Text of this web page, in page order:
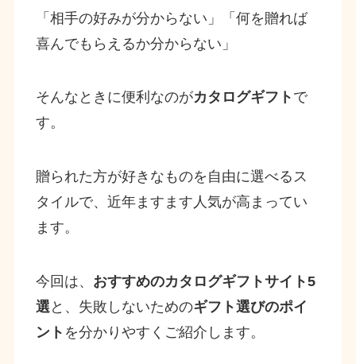
「相手の好みが分からない」「何を贈れば
喜んでもらえるか分からない」
そんなときに便利なのがカタログギフト で
す。
贈られた方が好きなものを自由に選べるス
タイルで、近年ますます人気が高まってい
ます。
今回は、 おすすめのカタログギフトサイト5
選と、失敗しないためのギフト選びのポイ
ント を分かりやすくご紹介します。